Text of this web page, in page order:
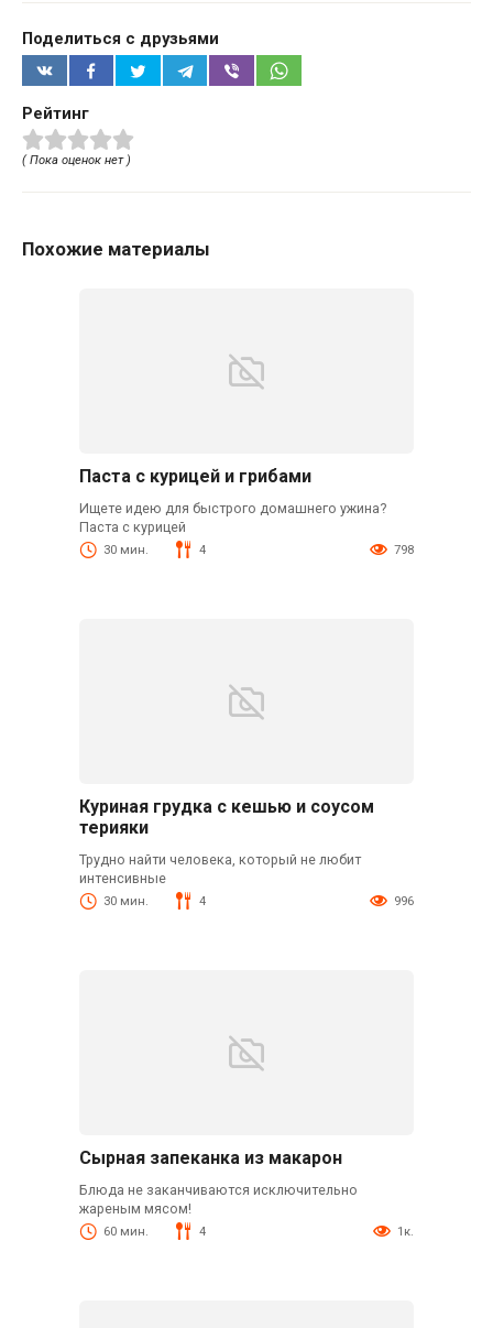
Поделиться с друзьями
Рейтинг
( Пока оценок нет )
Похожие материалы
Паста с курицей и грибами
Ищете идею для быстрого домашнего ужина?
Паста с курицей
30 мин. 4 798
Куриная грудка с кешью и соусом
терияки
Трудно найти человека, который не любит
интенсивные
30 мин. 4 996
Сырная запеканка из макарон
Блюда не заканчиваются исключительно
жареным мясом!
60 мин. 4 1к.